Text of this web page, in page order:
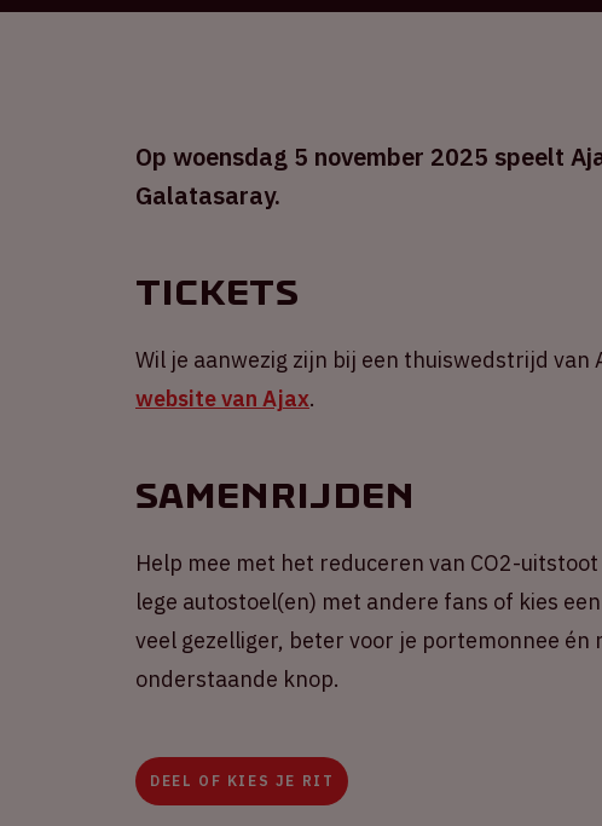
Op woensdag 5 november 2025 speelt
Galatasaray.
Tickets
Wil je aanwezig zijn bij een thuiswedstrijd van
website van Ajax.
Samenrijden
Help mee met het reduceren van CO2-
lege autostoel(en) met andere fans of kies
veel gezelliger, beter voor je portemonnee én
onderstaande knop.
DEEL OF KIES JE RIT